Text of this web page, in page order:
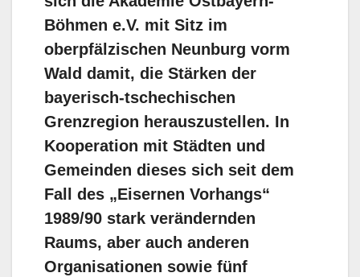
Böhmen e.V. mit Sitz im
oberpfälzischen Neunburg vorm
Wald damit, die Stärken der
bayerisch-tschechischen
Grenzregion herauszustellen. In
Kooperation mit Städten und
Gemeinden dieses sich seit dem
Fall des „Eisernen Vorhangs“
1989/90 stark verändernden
Raums, aber auch anderen
Organisationen sowie fünf